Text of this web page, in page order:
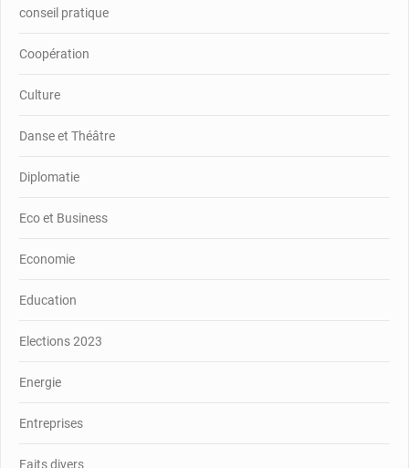
conseil pratique
Coopération
Culture
Danse et Théâtre
Diplomatie
Eco et Business
Economie
Education
Elections 2023
Energie
Entreprises
Faits divers